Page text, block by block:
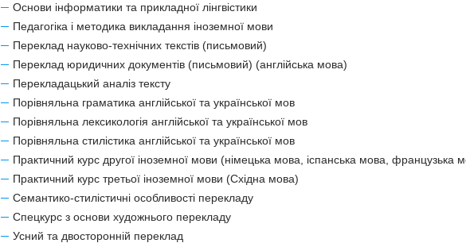
Основи інформатики та прикладної лінгвістики
Педагогіка і методика викладання іноземної мови
Переклад науково-технічних текстів (письмовий)
Переклад юридичних документів (письмовий) (англійська мова)
Перекладацький аналіз тексту
Порівняльна граматика англійської та української мов
Порівняльна лексикологія англійської та української мов
Порівняльна стилістика англійської та української мов
Практичний курс другої іноземної мови (німецька мова, іспанська мова, французька
Практичний курс третьої іноземної мови (Східна мова)
Семантико-стилістичні особливості перекладу
Спецкурс з основи художнього перекладу
Усний та двосторонній переклад